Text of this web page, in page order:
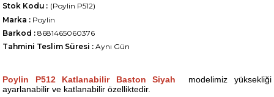
(Poylin P512)
Stok Kodu
Marka : Poylin
Barkod : 8681465060376
Tahmini Teslim Süresi : Aynı Gün
Poylin P512 Katlanabilir Baston Siyah modelimiz yüksekliği
ayarlanabilir ve katlanabilir özelliktedir.